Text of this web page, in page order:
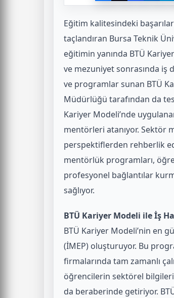
Eğitim kalitesindeki
taçlandıran Bursa Teknik
eğitimin yanında BTÜ
ve mezuniyet sonrasında iş
ve programlar sunan BTÜ
Müdürlüğü tarafından da
Kariyer Modeli’nde
mentörleri atanıyor. Sektör
perspektiflerden rehberlik
mentörlük programları,
profesyonel bağlantılar
sağlıyor.
BTÜ Kariyer Modeli ile İş
BTÜ Kariyer Modeli’nin en
(İMEP) oluşturuyor. Bu
firmalarında tam zamanlı
öğrencilerin sektörel
da beraberinde getiriyor.